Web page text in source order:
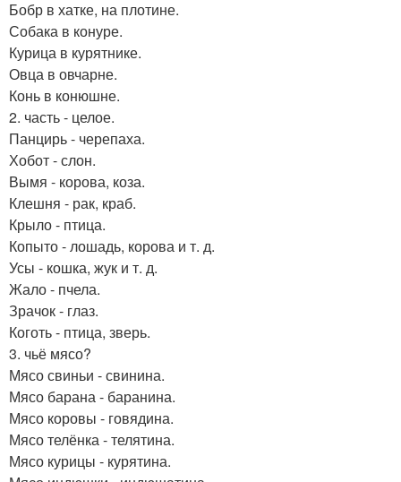
Бобр в хатке, на плотине.
Собака в конуре.
Курица в курятнике.
Овца в овчарне.
Конь в конюшне.
2. часть - целое.
Панцирь - черепаха.
Хобот - слон.
Вымя - корова, коза.
Клешня - рак, краб.
Крыло - птица.
Копыто - лошадь, корова и т. д.
Усы - кошка, жук и т. д.
Жало - пчела.
Зрачок - глаз.
Коготь - птица, зверь.
3. чьё мясо?
Мясо свиньи - свинина.
Мясо барана - баранина.
Мясо коровы - говядина.
Мясо телёнка - телятина.
Мясо курицы - курятина.